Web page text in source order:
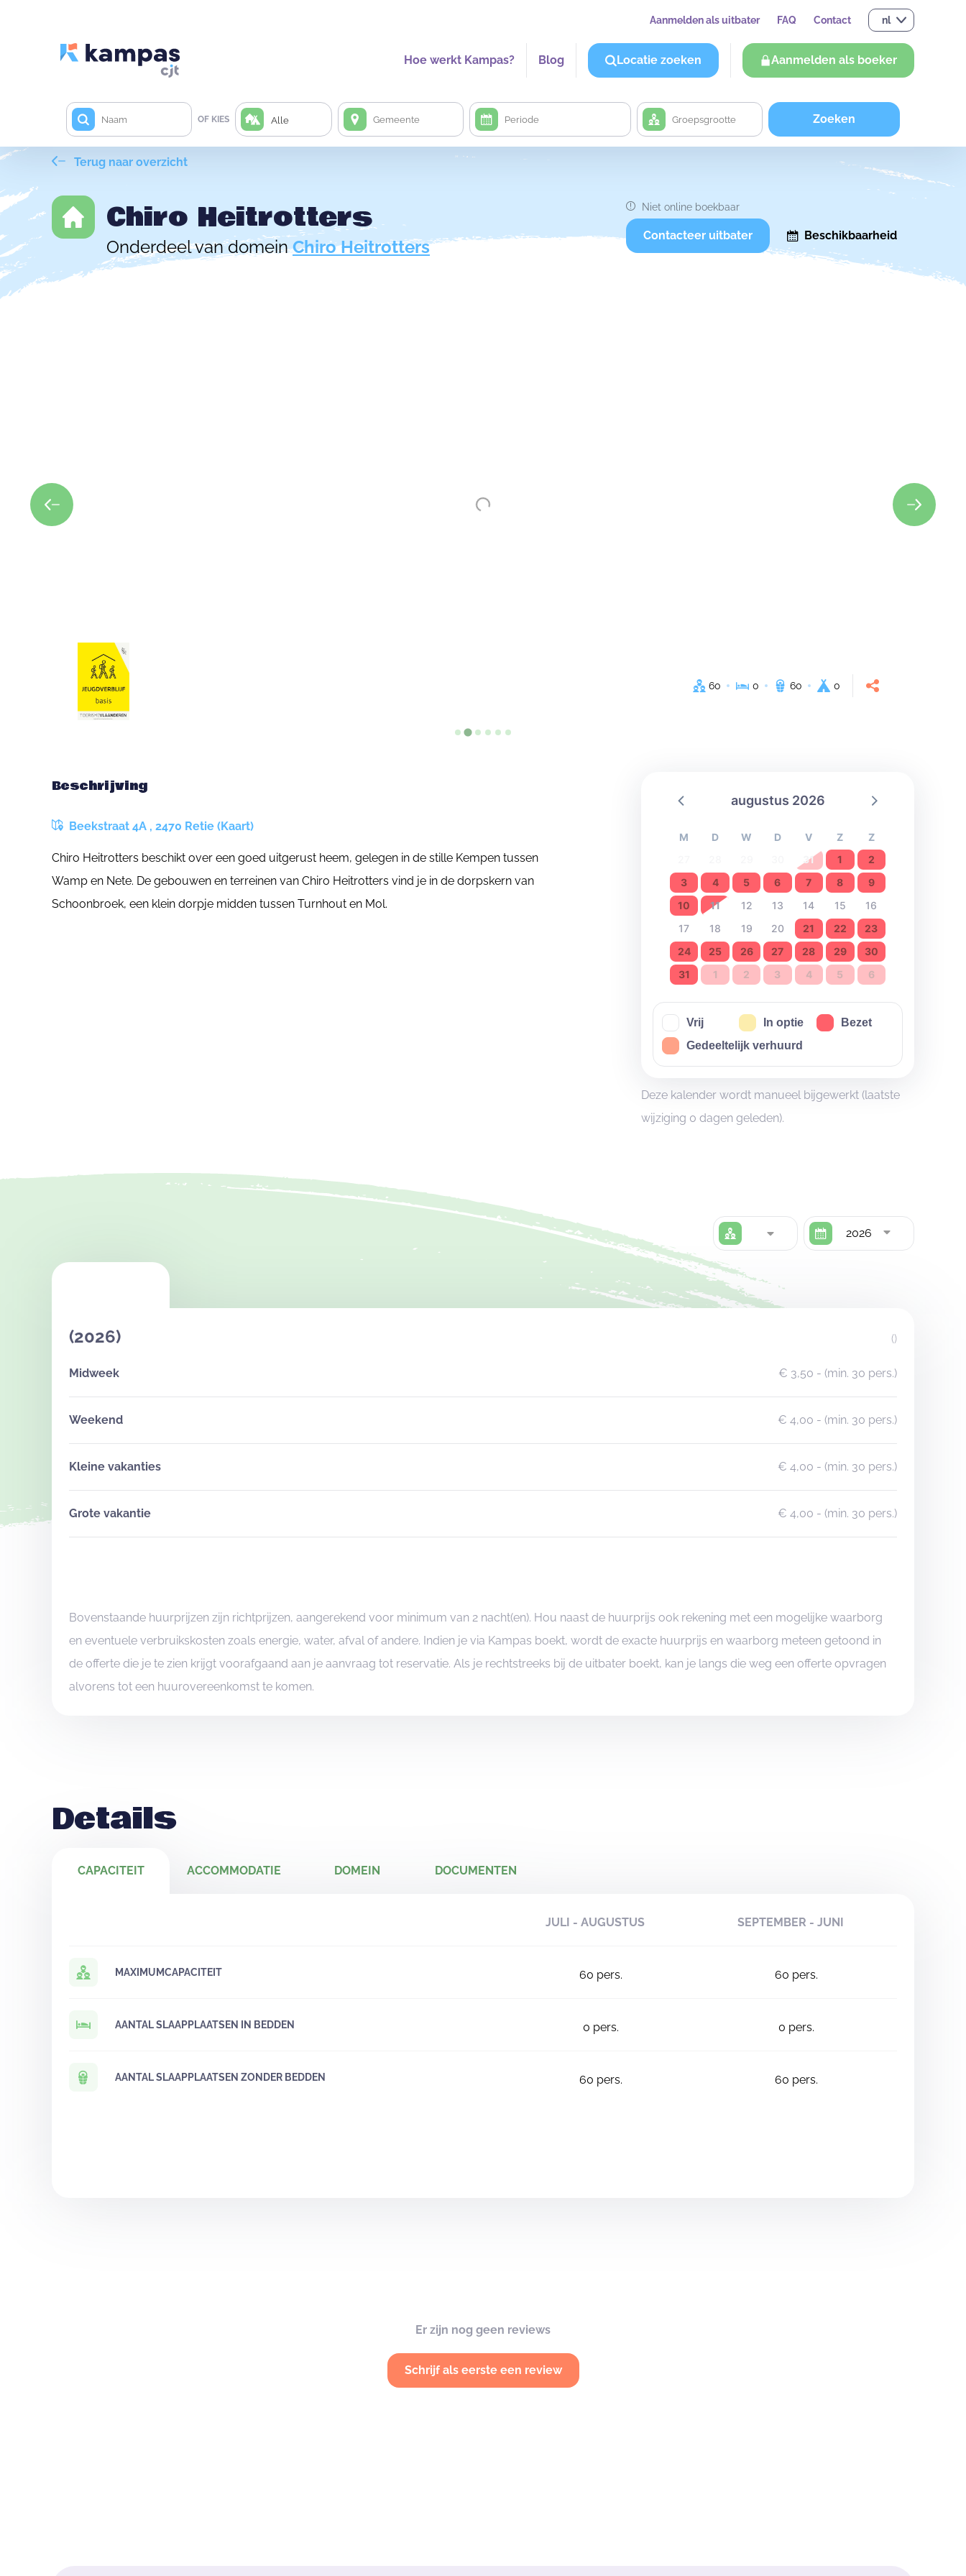
Aanmelden als uitbater FAQ Contact nl
Hoe werkt Kampas? Blog Locatie zoeken Aanmelden als boeker
OF KIES Alle Zoeken
Terug naar overzicht
Chiro Heitrotters
Onderdeel van domeinChiro Heitrotters
Niet online boekbaar
Contacteer uitbater Beschikbaarheid
60 0 60 0
Beschrijving
Beekstraat 4A , 2470 Retie (Kaart)
Chiro Heitrotters beschikt over een goed uitgerust heem, gelegen in de stille Kempen tussen
Wamp en Nete. De gebouwen en terreinen van Chiro Heitrotters vind je in de dorpskern van
Schoonbroek, een klein dorpje midden tussen Turnhout en Mol.
augustus 2026
M D W D V Z
Z
31 1
2
3
4 5 6 7 8
9
10
11 12 13 14 15
16
17
18 19 20 21 22
23
24
25 26 27 28 29
30
31
1 2 3 4 5 6
Vrij In optie
Bezet
Gedeeltelijk verhuurd
Deze kalender wordt manueel bijgewerkt (laatste
wijziging 0 dagen geleden).
2026
(2026) ()
Midweek € 3,50 - (min. 30 pers.)
Weekend € 4,00 - (min. 30 pers.)
Kleine vakanties € 4,00 - (min. 30 pers.)
Grote vakantie € 4,00 - (min. 30 pers.)
Bovenstaande huurprijzen zijn richtprijzen, aangerekend voor minimum van 2 nacht(en). Hou naast de huurprijs ook rekening met een mogelijke waarborg
en eventuele verbruikskosten zoals energie, water, afval of andere. Indien je via Kampas boekt, wordt de exacte huurprijs en waarborg meteen getoond in
de offerte die je te zien krijgt voorafgaand aan je aanvraag tot reservatie. Als je rechtstreeks bij de uitbater boekt, kan je langs die weg een offerte opvragen
alvorens tot een huurovereenkomst te komen.
Details
CAPACITEIT ACCOMMODATIE DOMEIN DOCUMENTEN
JULI - AUGUSTUS SEPTEMBER - JUNI
MAXIMUMCAPACITEIT 60 pers. 60 pers.
AANTAL SLAAPPLAATSEN IN BEDDEN 0 pers. 0 pers.
AANTAL SLAAPPLAATSEN ZONDER BEDDEN 60 pers. 60 pers.
Er zijn nog geen reviews
Schrijf als eerste een review